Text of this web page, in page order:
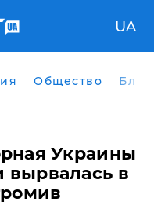
UA
Общество
Украины
вырвалась в